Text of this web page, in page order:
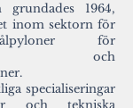
1964,
inom sektorn för
för
och
specialiseringar
och tekniska